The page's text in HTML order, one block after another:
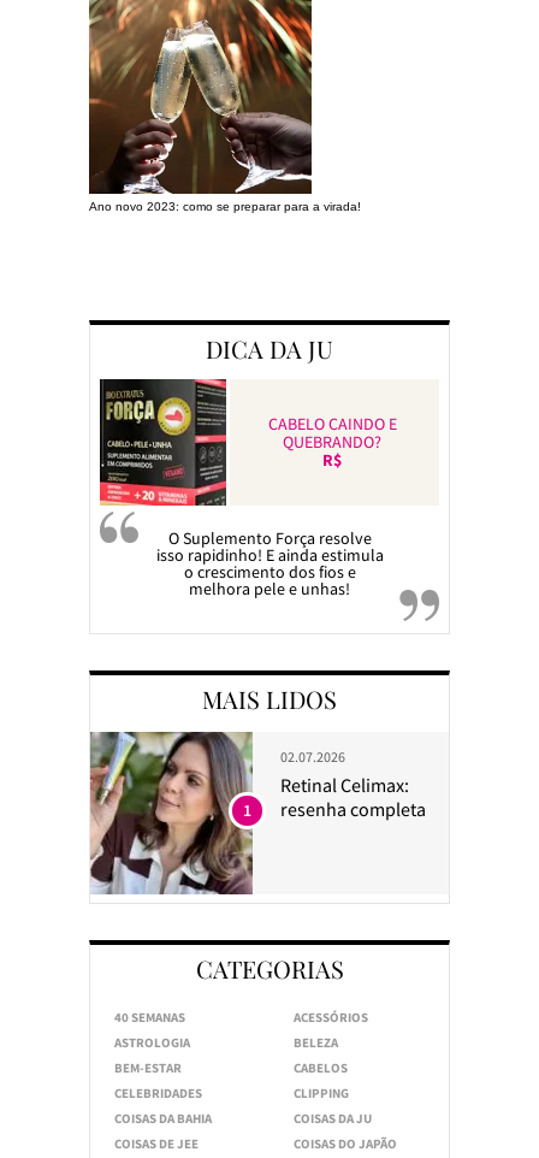
Ano novo 2023: como se preparar para a virada!
DICA DA JU
CABELO CAINDO E
QUEBRANDO?
R$
O Suplemento Força resolve
isso rapidinho! E ainda estimula
o crescimento dos fios e
melhora pele e unhas!
MAIS LIDOS
02.07.2026
Retinal Celimax:
resenha completa
1
CATEGORIAS
40 SEMANAS
ACESSÓRIOS
ASTROLOGIA
BELEZA
BEM-ESTAR
CABELOS
CELEBRIDADES
CLIPPING
COISAS DA BAHIA
COISAS DA JU
COISAS DE JEE
COISAS DO JAPÃO